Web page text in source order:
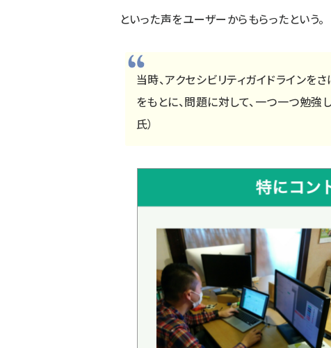
といった声をユーザーからもらったという。
当時、アクセシビリティガイドラインを
をもとに、問題に対して、一つ一つ勉強
氏）